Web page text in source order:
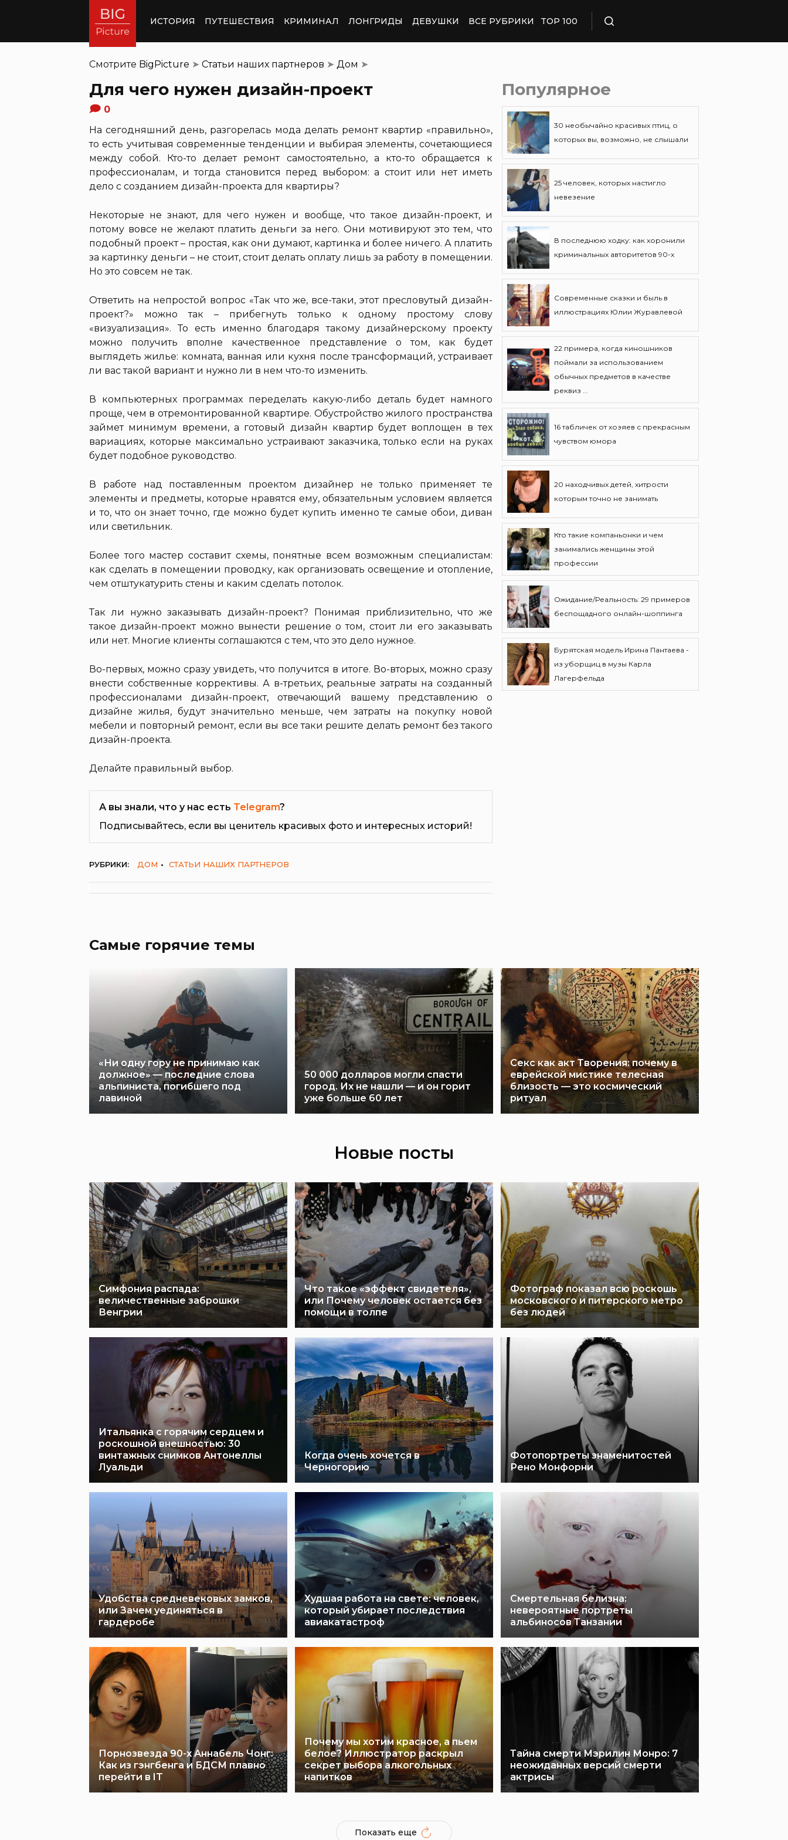
ИСТОРИЯ ПУТЕШЕСТВИЯ КРИМИНАЛ ЛОНГРИДЫ ДЕВУШКИ ВСЕ РУБРИКИ TOP 100
Смотрите BigPicture ➤ Статьи наших партнеров ➤ Дом ➤
Для чего нужен дизайн-проект
0
На сегодняшний день, разгорелась мода делать ремонт квартир «правильно»,
то есть учитывая современные тенденции и выбирая элементы, сочетающиеся
между собой. Кто-то делает ремонт самостоятельно, а кто-то обращается к
профессионалам, и тогда становится перед выбором: а стоит или нет иметь
дело с созданием дизайн-проекта для квартиры?
Некоторые не знают, для чего нужен и вообще, что такое дизайн-проект, и
потому вовсе не желают платить деньги за него. Они мотивируют это тем, что
подобный проект – простая, как они думают, картинка и более ничего. А платить
за картинку деньги – не стоит, стоит делать оплату лишь за работу в помещении.
Но это совсем не так.
Ответить на непростой вопрос «Так что же, все-таки, этот пресловутый дизайн-
проект?» можно так – прибегнуть только к одному простому слову
«визуализация». То есть именно благодаря такому дизайнерскому проекту
можно получить вполне качественное представление о том, как будет
выглядеть жилье: комната, ванная или кухня после трансформаций, устраивает
ли вас такой вариант и нужно ли в нем что-то изменить.
В компьютерных программах переделать какую-либо деталь будет намного
проще, чем в отремонтированной квартире. Обустройство жилого пространства
займет минимум времени, а готовый дизайн квартир будет воплощен в тех
вариациях, которые максимально устраивают заказчика, только если на руках
будет подобное руководство.
В работе над поставленным проектом дизайнер не только применяет те
элементы и предметы, которые нравятся ему, обязательным условием является
и то, что он знает точно, где можно будет купить именно те самые обои, диван
или светильник.
Более того мастер составит схемы, понятные всем возможным специалистам:
как сделать в помещении проводку, как организовать освещение и отопление,
чем отштукатурить стены и каким сделать потолок.
Так ли нужно заказывать дизайн-проект? Понимая приблизительно, что же
такое дизайн-проект можно вынести решение о том, стоит ли его заказывать
или нет. Многие клиенты соглашаются с тем, что это дело нужное.
Во-первых, можно сразу увидеть, что получится в итоге. Во-вторых, можно сразу
внести собственные коррективы. А в-третьих, реальные затраты на созданный
профессионалами дизайн-проект, отвечающий вашему представлению о
дизайне жилья, будут значительно меньше, чем затраты на покупку новой
мебели и повторный ремонт, если вы все таки решите делать ремонт без такого
дизайн-проекта.
Делайте правильный выбор.
А вы знали, что у нас есть Telegram?
Подписывайтесь, если вы ценитель красивых фото и интересных историй!
РУБРИКИ: ДОМ СТАТЬИ НАШИХ ПАРТНЕРОВ
Популярное
30 необычайно красивых птиц, о
которых вы, возможно, не слышали
25 человек, которых настигло
невезение
В последнюю ходку: как хоронили
криминальных авторитетов 90-х
Современные сказки и быль в
иллюстрациях Юлии Журавлевой
22 примера, когда киношников
поймали за использованием
обычных предметов в качестве
реквиз ...
16 табличек от хозяев с прекрасным
чувством юмора
20 находчивых детей, хитрости
которым точно не занимать
Кто такие компаньонки и чем
занимались женщины этой
профессии
Ожидание/Реальность: 29 примеров
беспощадного онлайн-шоппинга
Бурятская модель Ирина Пантаева -
из уборщиц в музы Карла
Лагерфельда
Самые горячие темы
«Ни одну гору не принимаю как
должное» — последние слова
альпиниста, погибшего под
лавиной
50 000 долларов могли спасти
город. Их не нашли — и он горит
уже больше 60 лет
Секс как акт Творения: почему в
еврейской мистике телесная
близость — это космический
ритуал
Новые посты
Симфония распада:
величественные заброшки
Венгрии
Что такое «эффект свидетеля»,
или Почему человек остается без
помощи в толпе
Фотограф показал всю роскошь
московского и питерского метро
без людей
Итальянка с горячим сердцем и
роскошной внешностью: 30
винтажных снимков Антонеллы
Луальди
Когда очень хочется в
Черногорию
Фотопортреты знаменитостей
Рено Монфорни
Удобства средневековых замков,
или Зачем уединяться в
гардеробе
Худшая работа на свете: человек,
который убирает последствия
авиакатастроф
Смертельная белизна:
невероятные портреты
альбиносов Танзании
Порнозвезда 90-х Аннабель Чонг:
Как из гэнгбенга и БДСМ плавно
перейти в IT
Почему мы хотим красное, а пьем
белое? Иллюстратор раскрыл
секрет выбора алкогольных
напитков
Тайна смерти Мэрилин Монро: 7
неожиданных версий смерти
актрисы
Показать еще